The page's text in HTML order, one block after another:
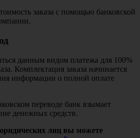
заказа с помощью банковской
данным видом платежа для 100%
Комплектация заказа начинается
информации о полной оплате
переводе банк взымает
денежных средств.
лиц вы можете